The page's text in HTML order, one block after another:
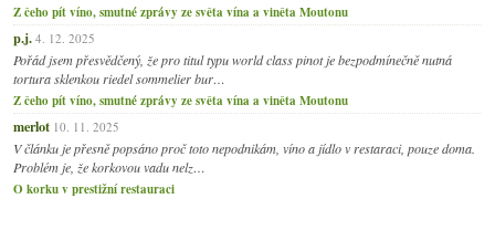
Z čeho pít víno, smutné zprávy ze světa vína a viněta Moutonu
p.j. 4. 12. 2025
Pořád jsem přesvědčený, že pro titul typu world class pinot je bezpodmínečně nutná
tortura sklenkou riedel sommelier bur…
Z čeho pít víno, smutné zprávy ze světa vína a viněta Moutonu
merlot 10. 11. 2025
V článku je přesně popsáno proč toto nepodnikám, víno a jídlo v restaraci, pouze doma.
Problém je, že korkovou vadu nelz…
O korku v prestižní restauraci